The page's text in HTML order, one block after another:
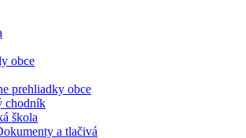
obce
prehliadky obce
chodník
škola
a tlačivá